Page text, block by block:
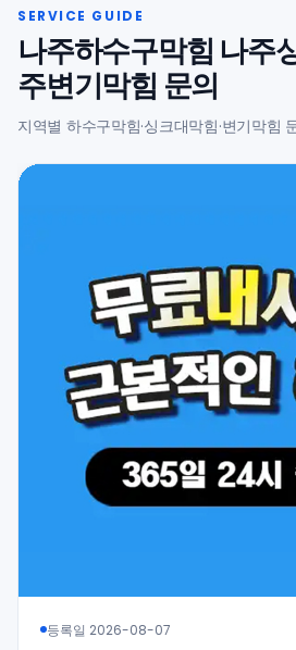
나주하수구막힘 나주
주변기막힘 문의
등록일 2026-08-07